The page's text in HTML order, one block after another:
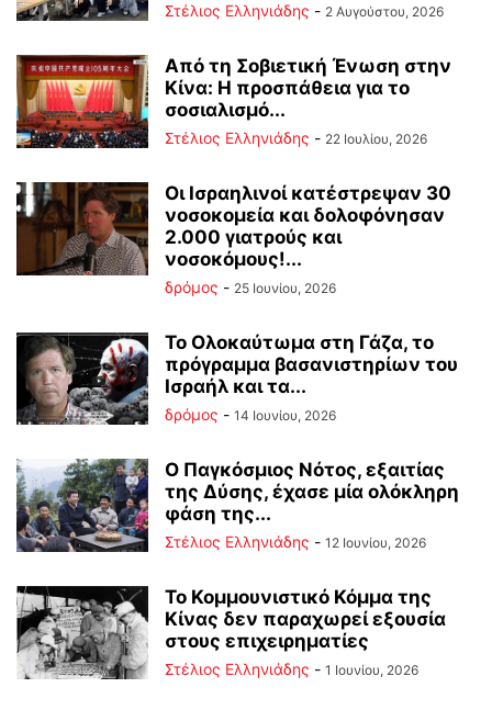
Στέλιος Ελληνιάδης - 2 Αυγούστου, 2026
Από τη Σοβιετική Ένωση στην
Κίνα: Η προσπάθεια για το
σοσιαλισμό...
Στέλιος Ελληνιάδης - 22 Ιουλίου, 2026
Οι Ισραηλινοί κατέστρεψαν 30
νοσοκομεία και δολοφόνησαν
2.000 γιατρούς και
νοσοκόμους!...
δρόμος - 25 Ιουνίου, 2026
Το Ολοκαύτωμα στη Γάζα, το
πρόγραμμα βασανιστηρίων του
Ισραήλ και τα...
δρόμος - 14 Ιουνίου, 2026
Ο Παγκόσμιος Νότος, εξαιτίας
της Δύσης, έχασε μία ολόκληρη
φάση της...
Στέλιος Ελληνιάδης - 12 Ιουνίου, 2026
Το Κομμουνιστικό Κόμμα της
Κίνας δεν παραχωρεί εξουσία
στους επιχειρηματίες
Στέλιος Ελληνιάδης - 1 Ιουνίου, 2026